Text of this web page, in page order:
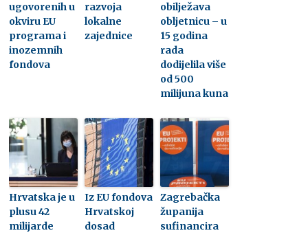
ugovorenih u
okviru EU
programa i
inozemnih
fondova
razvoja
lokalne
zajednice
obilježava
obljetnicu – u
15 godina
rada
dodijelila više
od 500
milijuna kuna
Hrvatska je u
plusu 42
milijarde
Iz EU fondova
Hrvatskoj
dosad
Zagrebačka
županija
sufinancira